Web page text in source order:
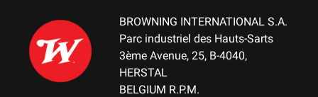
ENERGIE BEI 300M (J)
781.00
KURZE FLUGBAHN 50M (CM)
BROWNING INTERNATIONAL S.A.
Parc industriel des Hauts-Sarts
3ème Avenue, 25, B-4040,
HERSTAL
BELGIUM R.P.M.